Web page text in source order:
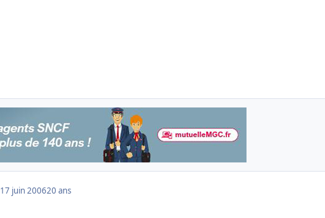
17 juin 200620 ans